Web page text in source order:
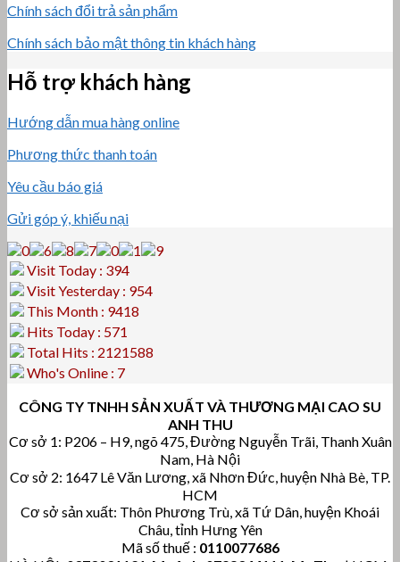
Chính sách đổi trả sản phẩm
Chính sách bảo mật thông tin khách hàng
Hỗ trợ khách hàng
Hướng dẫn mua hàng online
Phương thức thanh toán
Yêu cầu báo giá
Gửi góp ý, khiếu nại
Visit Today : 394
Visit Yesterday : 954
This Month : 9418
Hits Today : 571
Total Hits : 2121588
Who's Online : 7
CÔNG TY TNHH SẢN XUẤT VÀ THƯƠNG MẠI CAO SU
ANH THU
Cơ sở 1: P206 – H9, ngõ 475, Đường Nguyễn Trãi, Thanh Xuân
Nam, Hà Nội
Cơ sở 2: 1647 Lê Văn Lương, xã Nhơn Đức, huyện Nhà Bè, TP.
HCM
Cơ sở sản xuất: Thôn Phương Trù, xã Tứ Dân, huyện Khoái
Châu, tỉnh Hưng Yên
Mã số thuế : 0110077686